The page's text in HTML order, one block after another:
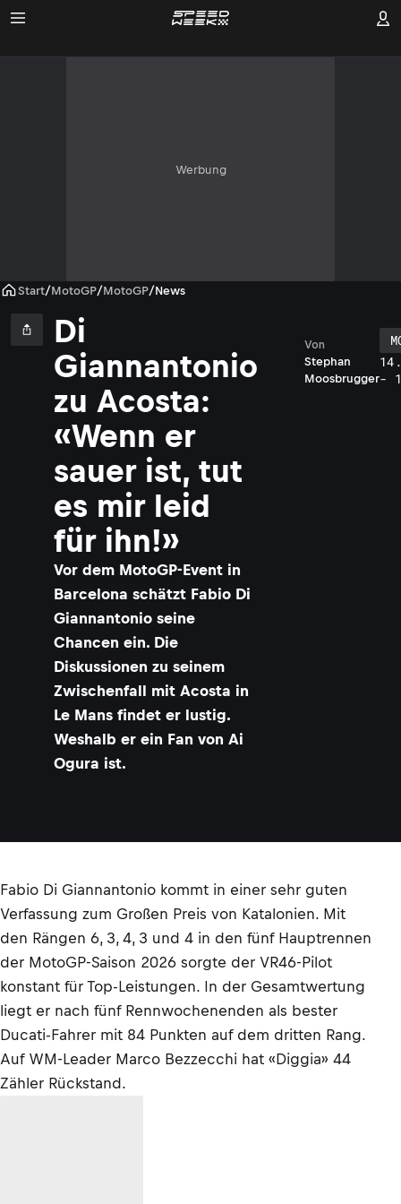
Werbung
Start/MotoGP/MotoGP/News
Di
Giannantonio
zu Acosta:
«Wenn er
sauer ist, tut
es mir leid
für ihn!»
Vor dem MotoGP-Event in
Barcelona schätzt Fabio Di
Giannantonio seine
Chancen ein. Die
Diskussionen zu seinem
Zwischenfall mit Acosta in
Le Mans findet er lustig.
Weshalb er ein Fan von Ai
Ogura ist.
Stephan
Moosbrugger
Von
-
Fabio Di Giannantonio kommt in einer sehr guten
Verfassung zum Großen Preis von Katalonien. Mit
den Rängen 6, 3, 4, 3 und 4 in den fünf Hauptrennen
der MotoGP-Saison 2026 sorgte der VR46-Pilot
konstant für Top-Leistungen. In der Gesamtwertung
liegt er nach fünf Rennwochenenden als bester
Ducati-Fahrer mit 84 Punkten auf dem dritten Rang.
Auf WM-Leader Marco Bezzecchi hat «Diggia» 44
Zähler Rückstand.